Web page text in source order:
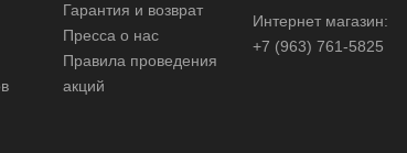
28 длин
Гарантия и возврат
Пресса о нас
Правила проведения
акций
Интернет магазин:
+7 (963) 761-5825